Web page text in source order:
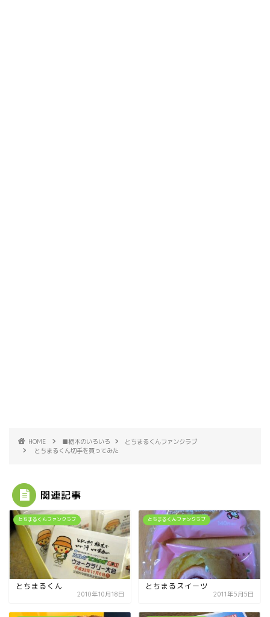
HOME ■栃木のいろいろ
とちまるくんファンクラブ
とちまるくん切手を買ってみた
関連記事
とちまるくんファンクラブ
とちまるくん
2010年10月18日
とちまるくんファンクラブ
とちまるスイーツ
2011年5月5日